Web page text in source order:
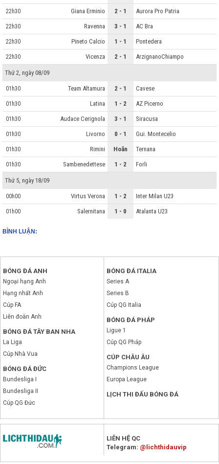
22h30 Giana Erminio 2 - 1 Aurora Pro Patria
22h30 Ravenna 3 - 1 AC Bra
22h30 Pineto Calcio 1 - 1 Pontedera
22h30 Vicenza 2 - 1 ArzignanoChiampo
Thứ 2, ngày 08/09
01h30 Team Altamura 2 - 1 Cavese
01h30 Latina 1 - 2 AZ Picerno
01h30 Audace Cerignola 3 - 1 Siracusa
01h30 Livorno 0 - 1 Gui. Montecelio
01h30 Rimini Hoãn Ternana
01h30 Sambenedettese 1 - 2 Forli
Thứ 5, ngày 18/09
00h00 Virtus Verona 1 - 2 Inter Milan U23
01h00 Salernitana 1 - 0 Atalanta U23
BÌNH LUẬN:
BÓNG ĐÁ ANH
Ngoại hạng Anh
Hạng nhất Anh
Cúp FA
Liên đoàn Anh
BÓNG ĐÁ TÂY BAN NHA
La Liga
Cúp Nhà Vua
BÓNG ĐÁ ĐỨC
Bundesliga I
Bundesliga II
Cúp QG Đức
BÓNG ĐÁ ITALIA
Series A
Series B
Cúp QG Italia
BÓNG ĐÁ PHÁP
Ligue 1
Cúp QG Pháp
CÚP CHÂU ÂU
Champions League
Europa League
LỊCH THI ĐẤU BÓNG ĐÁ
LIÊN HỆ QC
Telegram: @lichthidauvip
x